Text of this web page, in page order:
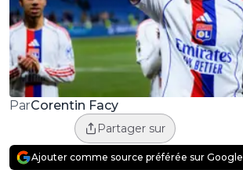
ParCorentin Facy
Partager sur
Ajouter comme source préférée sur Google